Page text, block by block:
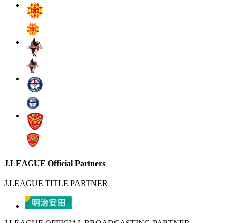
J.LEAGUE Official Partners
J.LEAGUE TITLE PARTNER